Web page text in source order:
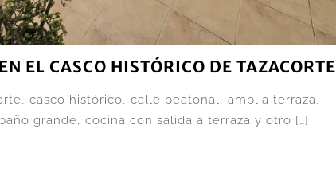
EL CASCO HISTÓRICO DE TAZACORTE
casco histórico, calle peatonal, amplia terraza,
grande, cocina con salida a terraza y otro […]